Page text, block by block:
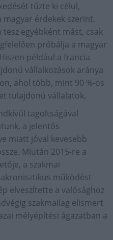
tűzte ki célul,
magyar érdekek szerint.
egyébként mást, csak
próbálja a magyar
például a francia
vállalkozások aránya
ahol több, mint 90 %-os
tulajdonú vállalatok.
tagoltságával
a jelentős
miatt jóval kevesebb
Miután 2015-re a
a szakmai
működést
elveszítette a valósághoz
szakmailag elismert
mélyépítési ágazatban a